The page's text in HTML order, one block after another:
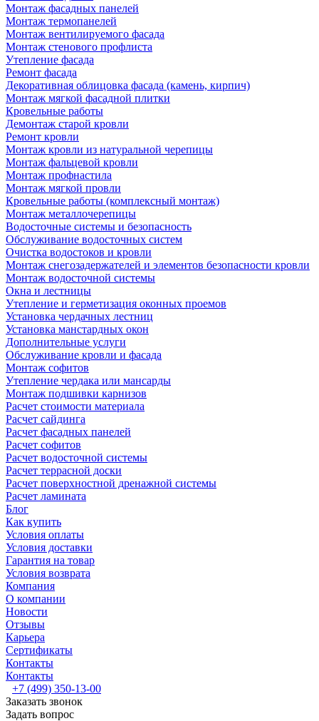
Монтаж фасадных панелей
Монтаж термопанелей
Монтаж вентилируемого фасада
Монтаж стенового профлиста
Утепление фасада
Ремонт фасада
Декоративная облицовка фасада (камень, кирпич)
Монтаж мягкой фасадной плитки
Кровельные работы
Демонтаж старой кровли
Ремонт кровли
Монтаж кровли из натуральной черепицы
Монтаж фальцевой кровли
Монтаж профнастила
Монтаж мягкой провли
Кровельные работы (комплексный монтаж)
Монтаж металлочерепицы
Водосточные системы и безопасность
Обслуживание водосточных систем
Очистка водостоков и кровли
Монтаж снегозадержателей и элементов безопасности кровли
Монтаж водосточной системы
Окна и лестницы
Утепление и герметизация оконных проемов
Установка чердачных лестниц
Установка манстардных окон
Дополнительные услуги
Обслуживание кровли и фасада
Монтаж софитов
Утепление чердака или мансарды
Монтаж подшивки карнизов
Расчет стоимости материала
Расчет сайдинга
Расчет фасадных панелей
Расчет софитов
Расчет водосточной системы
Расчет террасной доски
Расчет поверхностной дренажной системы
Расчет ламината
Блог
Как купить
Условия оплаты
Условия доставки
Гарантия на товар
Условия возврата
Компания
О компании
Новости
Отзывы
Карьера
Сертификаты
Контакты
Контакты
+7 (499) 350-13-00
Заказать звонок
Задать вопрос